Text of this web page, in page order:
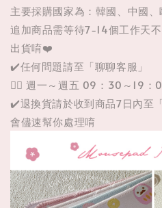
主要採購國家為：韓國、中國
追加商品需等待7-14個工作天
出貨唷❤️
✔️任何問題請至「聊聊客服」
👉🏼 週一～週五 09：30～19：
✔️退換貨請於收到商品7日內至
會儘速幫你處理唷